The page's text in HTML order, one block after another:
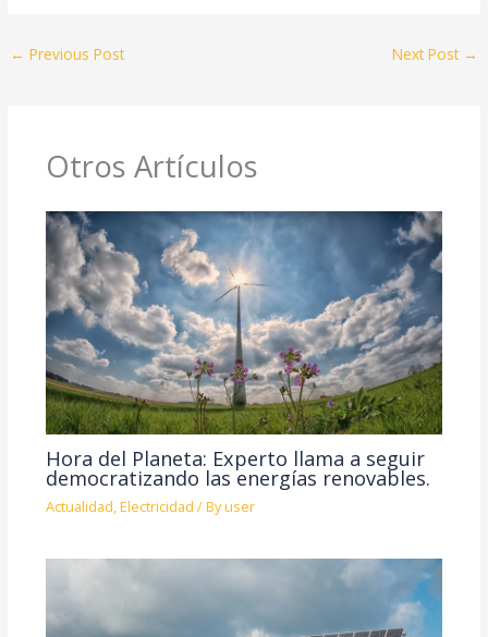
← Previous Post Next Post →
Otros Artículos
Hora del Planeta: Experto llama a seguir
democratizando las energías renovables.
Actualidad,Electricidad / Byuser